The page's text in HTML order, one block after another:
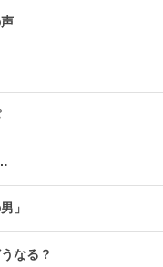
」
なる？